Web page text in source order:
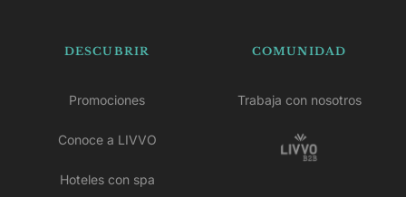
DESCUBRIR
Promociones
Conoce a LIVVO
Hoteles con spa
COMUNIDAD
Trabaja con nosotros